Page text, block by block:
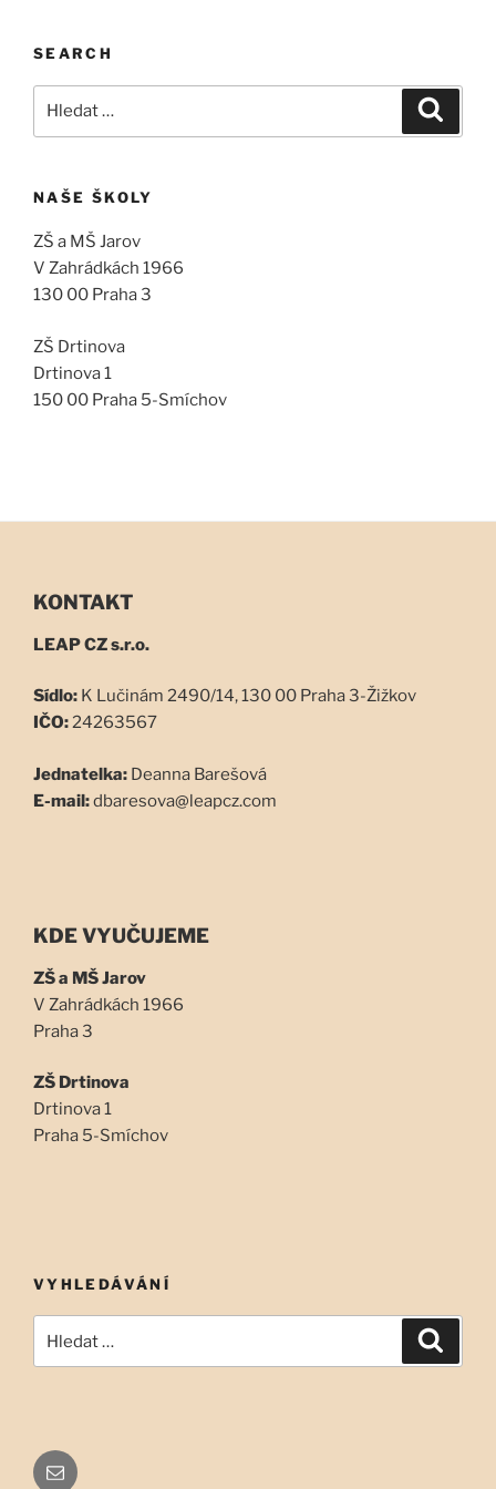
SEARCH
NAŠE ŠKOLY
ZŠ a MŠ Jarov
V Zahrádkách 1966
130 00 Praha 3
ZŠ Drtinova
Drtinova 1
150 00 Praha 5-Smíchov
KONTAKT
LEAP CZ s.r.o.
Sídlo: K Lučinám 2490/14, 130 00 Praha 3-Žižkov
IČO:24263567
Jednatelka: Deanna Barešová
E-mail:dbaresova@leapcz.com
KDE VYUČUJEME
ZŠ a MŠ Jarov
V Zahrádkách 1966
Praha 3
ZŠ Drtinova
Drtinova 1
Praha 5-Smíchov
VYHLEDÁVÁNÍ
Email